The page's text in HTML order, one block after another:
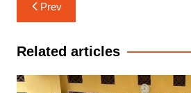
pos
Prev
Related articles